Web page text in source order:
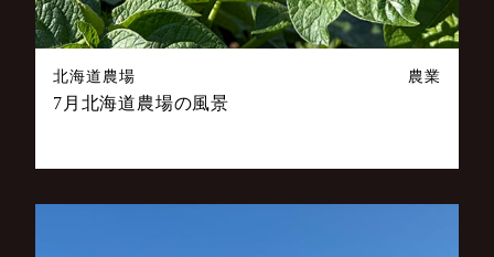
北海道農場 農業
7月北海道農場の風景